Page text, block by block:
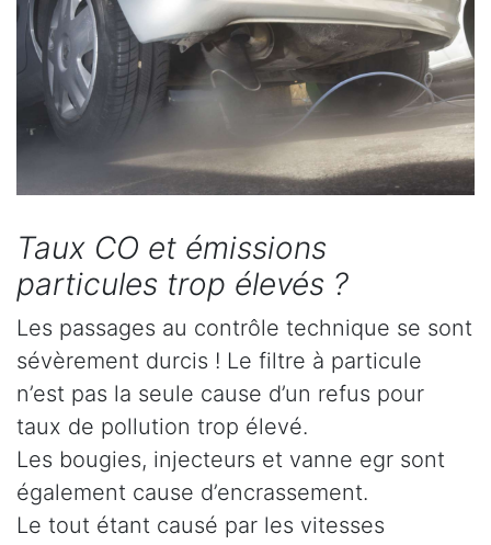
Taux CO et émissions
particules trop élevés ?
Les passages au contrôle technique se sont
sévèrement durcis ! Le filtre à particule
n’est pas la seule cause d’un refus pour
taux de pollution trop élevé.
Les bougies, injecteurs et vanne egr sont
également cause d’encrassement.
Le tout étant causé par les vitesses